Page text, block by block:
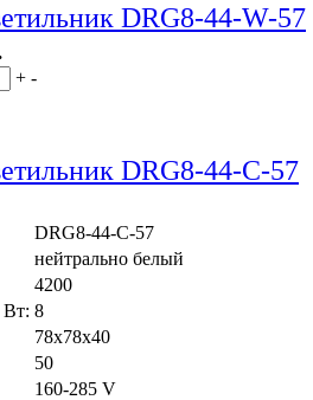
DRG8-44-W-57
+ -
DRG8-44-C-57
DRG8-44-C-57
нейтрально белый
4200
Вт: 8
78x78x40
50
160-285 V